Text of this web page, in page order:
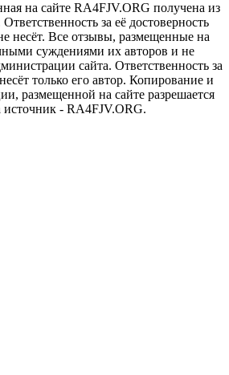
на сайте RA4FJV.ORG получена из
за её достоверность
несёт. Все отзывы, размещенные на
суждениями их авторов и не
сайта. Ответственность за
только его автор. Копирование и
размещенной на сайте разрешается
источник - RA4FJV.ORG.